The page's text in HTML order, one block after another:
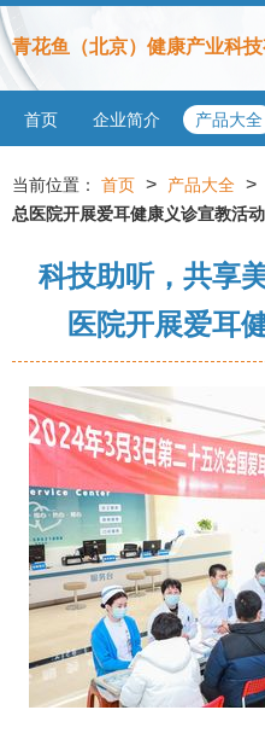
青花鱼（北京）健康产业科技
首页 企业简介 产品大全
当前位置： 首页 > 产品大全 >
总医院开展爱耳健康义诊宣教活动
科技助听，共享
医院开展爱耳